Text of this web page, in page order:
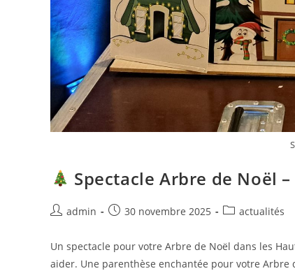
Spectacle Arbre de Noël
admin 30 novembre 2025 actualités
Un spectacle pour votre Arbre de Noël dans les
aider. Une parenthèse enchantée pour votre Arbre